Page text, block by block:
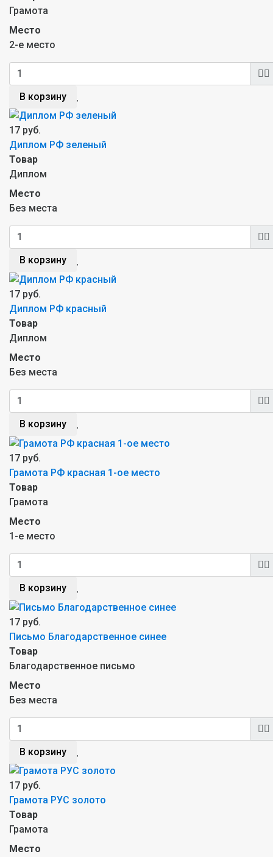
Грамота
Место
2-е место
В корзину
17 руб.
Диплом РФ зеленый
Товар
Диплом
Место
Без места
В корзину
17 руб.
Диплом РФ красный
Товар
Диплом
Место
Без места
В корзину
17 руб.
Грамота РФ красная 1-ое место
Товар
Грамота
Место
1-е место
В корзину
17 руб.
Письмо Благодарственное синее
Товар
Благодарственное письмо
Место
Без места
В корзину
17 руб.
Грамота РУС золото
Товар
Грамота
Место